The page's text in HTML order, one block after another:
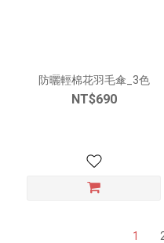
防曬輕棉花羽毛傘_3色
NT$690
1